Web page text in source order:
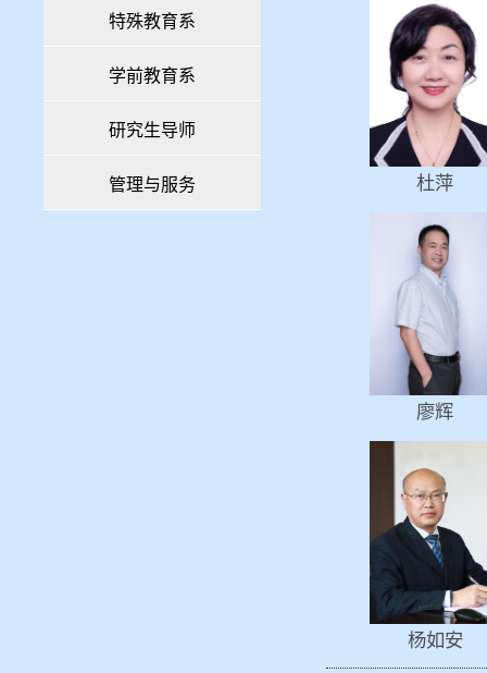
特殊教育系
学前教育系
研究生导师
管理与服务 杜萍
廖辉
杨如安